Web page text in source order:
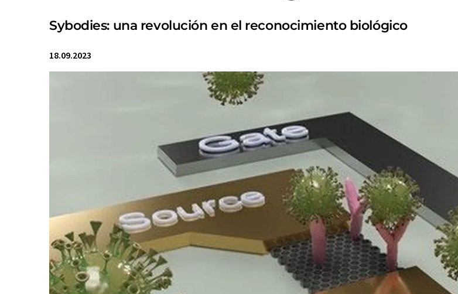
Sybodies: una revolución en el reconocimiento biológico
18.09.2023